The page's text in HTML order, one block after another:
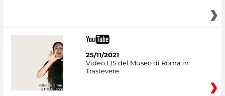
25/11/2021
Video LIS del Museo di Roma in
Trastevere